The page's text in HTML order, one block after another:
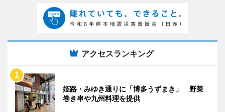
アクセスランキング
姫路・みゆき通りに「博多うずまき」 野菜
巻き串や九州料理を提供